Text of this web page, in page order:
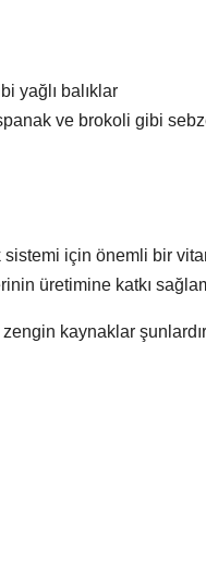
yağlı balıklar
ve brokoli gibi
sistemi için önemli bir
üretimine katkı
zengin kaynaklar